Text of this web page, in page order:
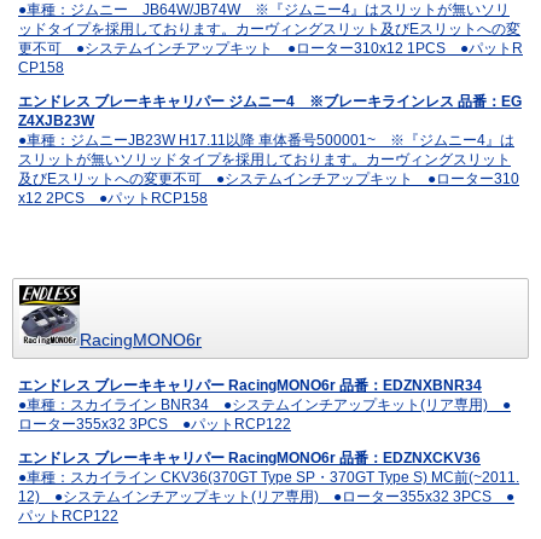
●車種：ジムニー JB64W/JB74W ※『ジムニー4』はスリットが無いソリ
ッドタイプを採用しております。カーヴィングスリット及びEスリットへの変
更不可 ●システムインチアップキット ●ローター310x12 1PCS ●パットR
CP158
エンドレス ブレーキキャリパー ジムニー4 ※ブレーキラインレス 品番：EG
Z4XJB23W
●車種：ジムニーJB23W H17.11以降 車体番号500001~ ※『ジムニー4』は
スリットが無いソリッドタイプを採用しております。カーヴィングスリット
及びEスリットへの変更不可 ●システムインチアップキット ●ローター310
x12 2PCS ●パットRCP158
RacingMONO6r
エンドレス ブレーキキャリパー RacingMONO6r 品番：EDZNXBNR34
●車種：スカイライン BNR34 ●システムインチアップキット(リア専用) ●
ローター355x32 3PCS ●パットRCP122
エンドレス ブレーキキャリパー RacingMONO6r 品番：EDZNXCKV36
●車種：スカイライン CKV36(370GT Type SP・370GT Type S) MC前(~2011.
12) ●システムインチアップキット(リア専用) ●ローター355x32 3PCS ●
パットRCP122